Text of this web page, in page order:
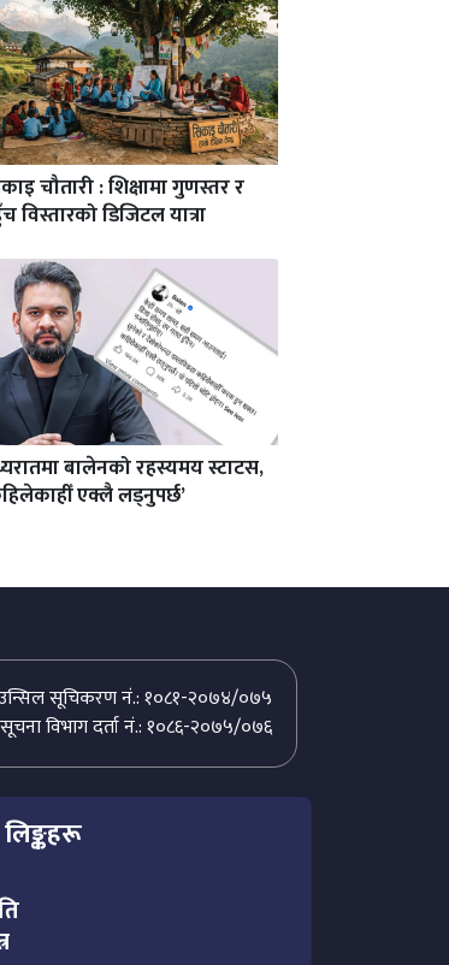
चौतारी : शिक्षामा गुणस्तर र
विस्तारको डिजिटल यात्रा
बालेनको रहस्यमय स्टाटस,
एक्लै लड्नुपर्छ’
सूचिकरण नं.: १०८१-२०७४/०७५
सूचना विभाग दर्ता नं.: १०८६-२०७५/०७६